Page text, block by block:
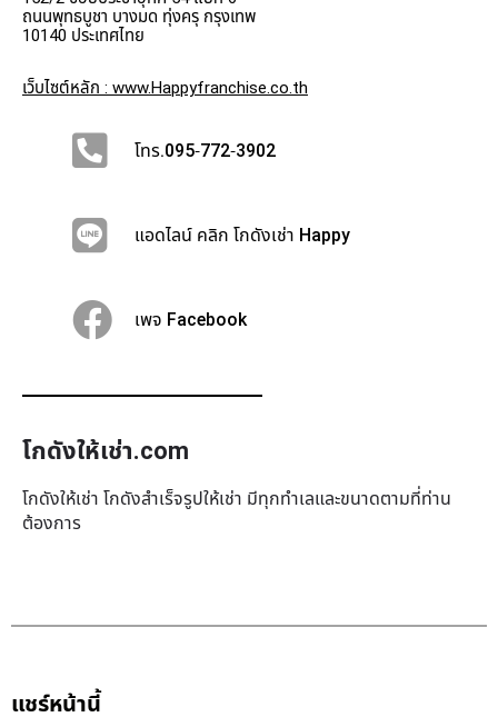
ถนนพุทธบูชา บางมด ทุ่งครุ กรุงเทพ
10140 ประเทศไทย
เว็บไซต์หลัก : www.Happyfranchise.co.th
โทร.095-772-3902
แอดไลน์ คลิก โกดังเช่า Happy
เพจ Facebook
โกดังให้เช่า.com
โกดังให้เช่า โกดังสำเร็จรูปให้เช่า มีทุกทำเล​และขนาดตามที่ท่าน
ต้องการ
แชร์หน้านี้